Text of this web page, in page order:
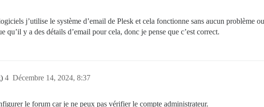
j’utilise le système d’email de Plesk et cela fonctionne sans aucun problème
qu’il y a des détails d’email pour cela, donc je pense que c’est correct.
Décembre 14, 2024, 8:37
4
le forum car je ne peux pas vérifier le compte administrateur.